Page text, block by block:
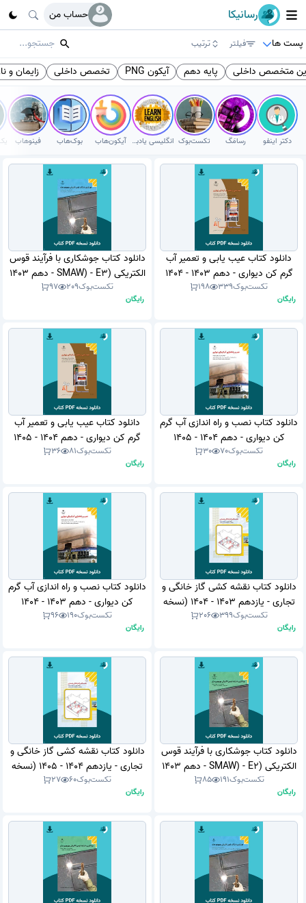
رسانیکا
حساب من
پست ها
فیلتر ترتیب
متخصص داخلی پایه دهم آیکون PNG تخصص داخلی زایمان و
دکتر اینفو رسامَگ تکست‌بوک انگلیسی یادبگیر آیکون‌هاب بوک‌هاب فینوهاب
دانلود کتاب عیب یابی و تعمیر آب
گرم کن دیواری - دهم 1403 - 1404
(نسخه PDF)
تکست‌بوک339
198
رایگان
دانلود کتاب جوشکاری با فرآیند قوس
الکتریکی (SMAW) - E3 - دهم 1403
- 1404 (نسخه PDF)
تکست‌بوک209
97
رایگان
دانلود کتاب نصب و راه اندازی آب گرم
کن دیواری - دهم 1404 - 1405
(نسخه PDF)
تکست‌بوک70
30
رایگان
دانلود کتاب عیب یابی و تعمیر آب
گرم کن دیواری - دهم 1404 - 1405
(نسخه PDF)
تکست‌بوک81
36
رایگان
دانلود کتاب نقشه کشی گاز خانگی و
تجاری - یازدهم 1403 - 1404 (نسخه
PDF)تکست‌بوک399
206
رایگان
دانلود کتاب نصب و راه اندازی آب گرم
کن دیواری - دهم 1403 - 1404
(نسخه PDF)
تکست‌بوک190
96
رایگان
دانلود کتاب جوشکاری با فرآیند قوس
الکتریکی (SMAW) - E2 - دهم 1403
- 1404 (نسخه PDF)
تکست‌بوک191
85
رایگان
دانلود کتاب نقشه کشی گاز خانگی و
تجاری - یازدهم 1404 - 1405 (نسخه
PDF)
تکست‌بوک60
27
رایگان